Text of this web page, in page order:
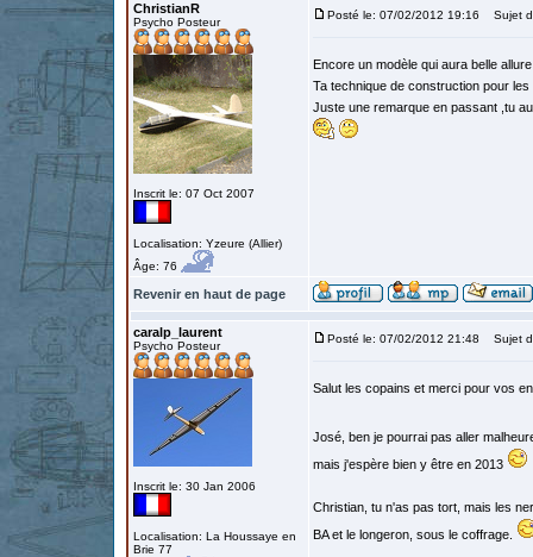
ChristianR
Psycho Posteur
Inscrit le: 07 Oct 2007
Localisation: Yzeure (Allier)
Âge: 76
Posté le: 07/02/2012 19:16 Sujet
Encore un modèle qui aura belle
Ta technique de construction pour
Juste une remarque en passant ,tu
Revenir en haut de page
caralp_laurent
Psycho Posteur
Inscrit le: 30 Jan 2006
Localisation: La Houssaye en
Brie 77
Posté le: 07/02/2012 21:48 Sujet
Salut les copains et merci pour vos
José, ben je pourrai pas aller
mais j'espère bien y être en 2013
Christian, tu n'as pas tort, mais les
BA et le longeron, sous le coffrage.